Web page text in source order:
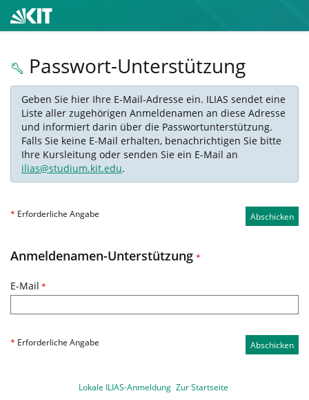
Passwort-Unterstützung
Geben Sie hier Ihre E-Mail-Adresse ein. ILIAS sendet eine
Liste aller zugehörigen Anmeldenamen an diese Adresse
und informiert darin über die Passwortunterstützung.
Falls Sie keine E-Mail erhalten, benachrichtigen Sie bitte
Ihre Kursleitung oder senden Sie ein E-Mail an
ilias@studium.kit.edu.
Abschicken
* Erforderliche Angabe
Anmeldenamen-Unterstützung *
E-Mail *
* Erforderliche Angabe Abschicken
Lokale ILIAS-Anmeldung Zur Startseite